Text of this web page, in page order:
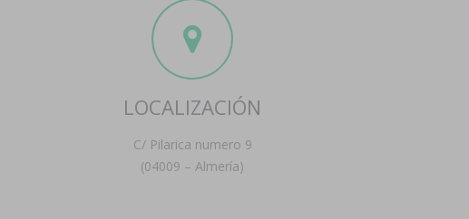
LOCALIZACIÓN
C/ Pilarica numero 9
(04009 – Almería)